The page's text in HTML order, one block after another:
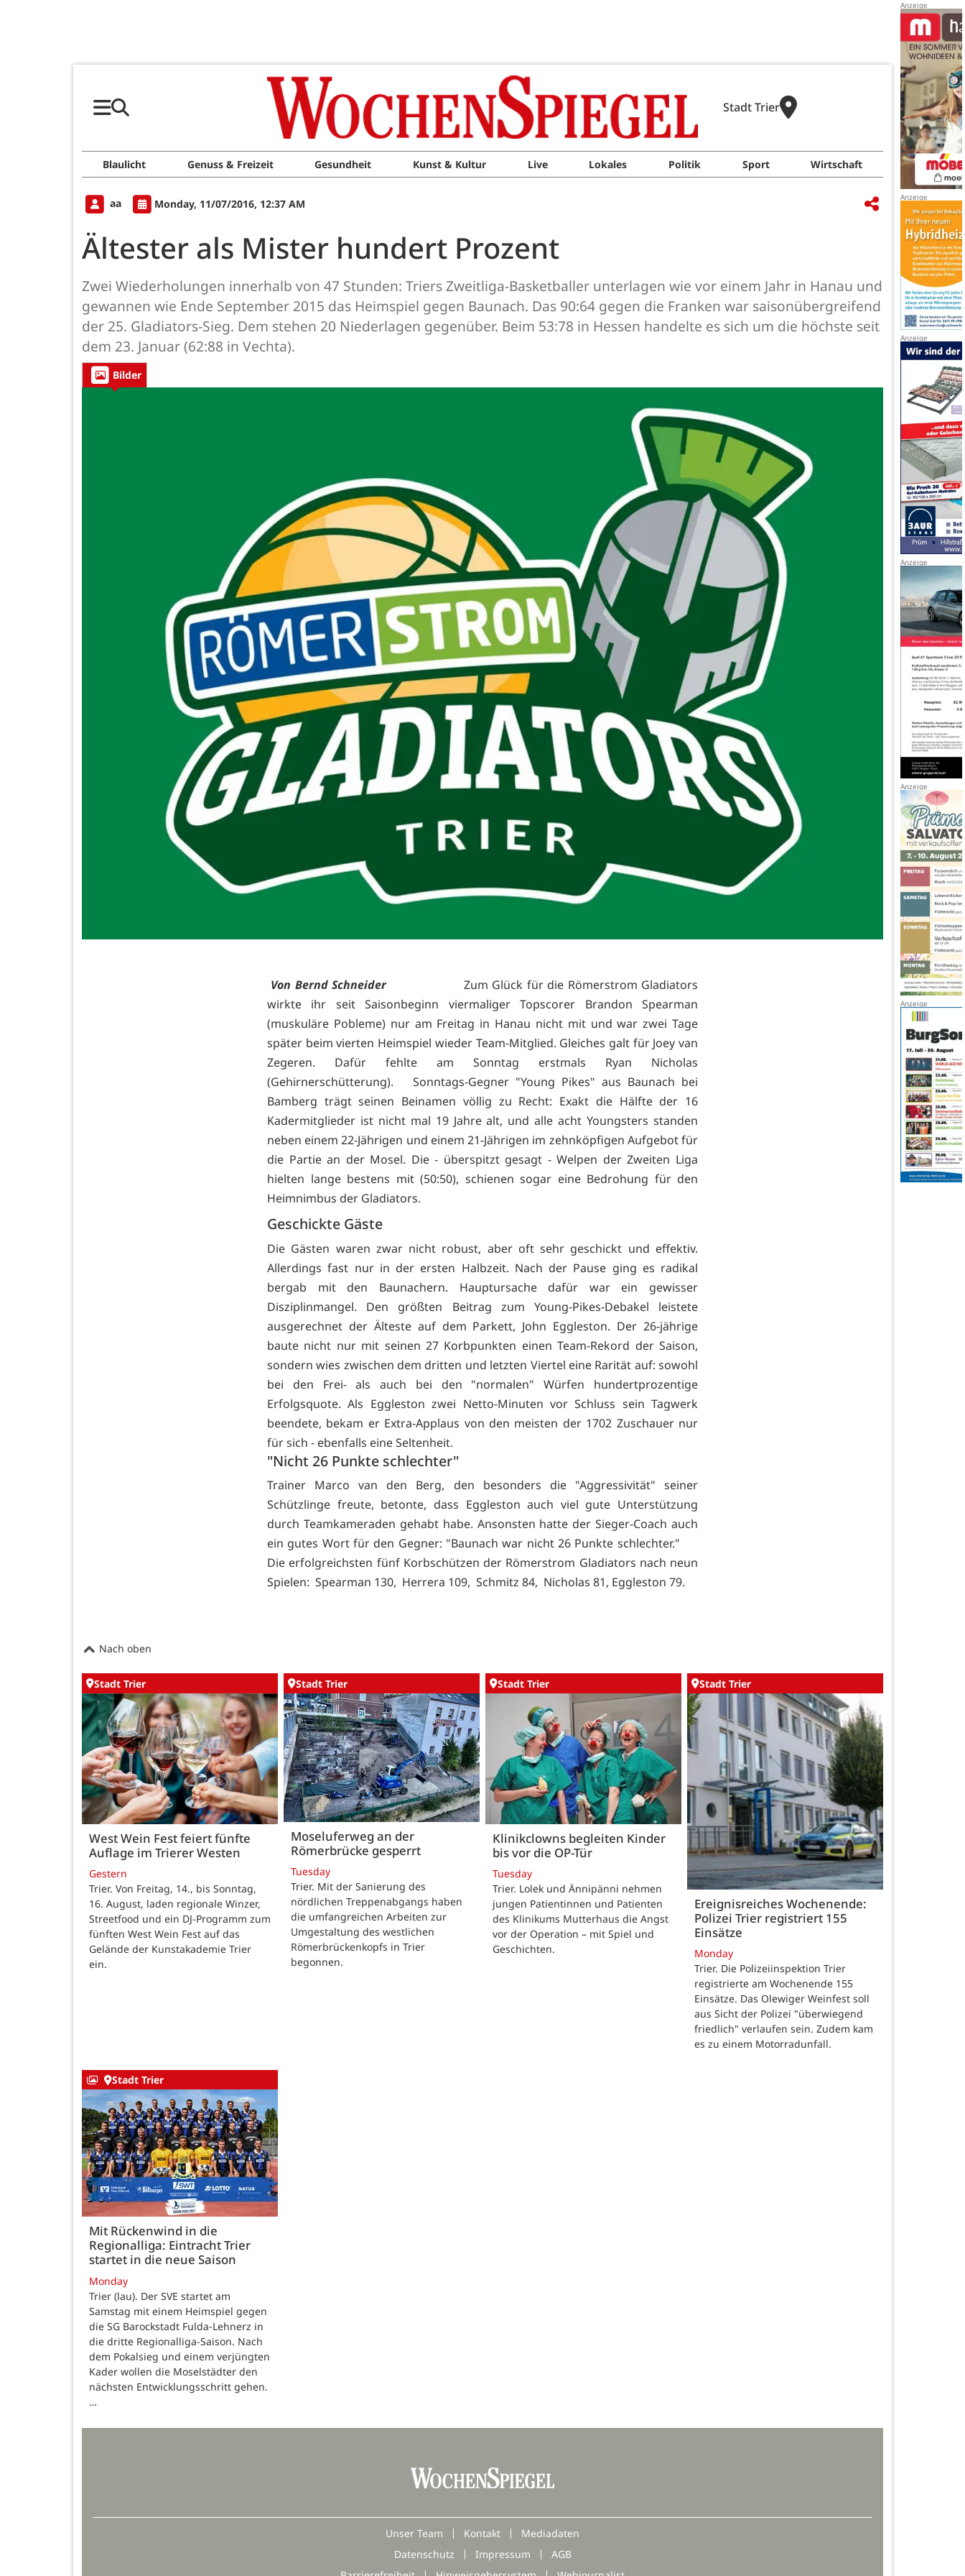
Stadt Trier
Blaulicht Genuss & Freizeit Gesundheit Kunst & Kultur Live Lokales Politik Sport Wirtschaft
aa Monday, 11/07/2016, 12:37 AM
Ältester als Mister hundert Prozent
Zwei Wiederholungen innerhalb von 47 Stunden: Triers Zweitliga-Basketballer unterlagen wie vor einem Jahr in Hanau und
gewannen wie Ende September 2015 das Heimspiel gegen Baunach. Das 90:64 gegen die Franken war saisonübergreifend
der 25. Gladiators-Sieg. Dem stehen 20 Niederlagen gegenüber. Beim 53:78 in Hessen handelte es sich um die höchste seit
dem 23. Januar (62:88 in Vechta).
Bilder
Von Bernd Schneider
Zum Glück für die Römerstrom Gladiators
wirkte ihr seit Saisonbeginn viermaliger Topscorer Brandon Spearman
(muskuläre Pobleme) nur am Freitag in Hanau nicht mit und war zwei Tage
später beim vierten Heimspiel wieder Team-Mitglied. Gleiches galt für Joey van
Zegeren. Dafür fehlte am Sonntag erstmals Ryan Nicholas
(Gehirnerschütterung). Sonntags-Gegner "Young Pikes" aus Baunach bei
Bamberg trägt seinen Beinamen völlig zu Recht: Exakt die Hälfte der 16
Kadermitglieder ist nicht mal 19 Jahre alt, und alle acht Youngsters standen
neben einem 22-Jährigen und einem 21-Jährigen im zehnköpfigen Aufgebot für
die Partie an der Mosel. Die - überspitzt gesagt - Welpen der Zweiten Liga
hielten lange bestens mit (50:50), schienen sogar eine Bedrohung für den
Heimnimbus der Gladiators.
Geschickte Gäste
Die Gästen waren zwar nicht robust, aber oft sehr geschickt und effektiv.
Allerdings fast nur in der ersten Halbzeit. Nach der Pause ging es radikal
bergab mit den Baunachern. Hauptursache dafür war ein gewisser
Disziplinmangel. Den größten Beitrag zum Young-Pikes-Debakel leistete
ausgerechnet der Älteste auf dem Parkett, John Eggleston. Der 26-jährige
baute nicht nur mit seinen 27 Korbpunkten einen Team-Rekord der Saison,
sondern wies zwischen dem dritten und letzten Viertel eine Rarität auf: sowohl
bei den Frei- als auch bei den "normalen" Würfen hundertprozentige
Erfolgsquote. Als Eggleston zwei Netto-Minuten vor Schluss sein Tagwerk
beendete, bekam er Extra-Applaus von den meisten der 1702 Zuschauer nur
für sich - ebenfalls eine Seltenheit.
"Nicht 26 Punkte schlechter"
Trainer Marco van den Berg, den besonders die "Aggressivität" seiner
Schützlinge freute, betonte, dass Eggleston auch viel gute Unterstützung
durch Teamkameraden gehabt habe. Ansonsten hatte der Sieger-Coach auch
ein gutes Wort für den Gegner: "Baunach war nicht 26 Punkte schlechter."
Die erfolgreichsten fünf Korbschützen der Römerstrom Gladiators nach neun
Spielen: Spearman 130, Herrera 109, Schmitz 84, Nicholas 81, Eggleston 79.
Nach oben
Stadt Trier
West Wein Fest feiert fünfte
Auflage im Trierer Westen
Gestern
Trier. Von Freitag, 14., bis Sonntag,
16. August, laden regionale Winzer,
Streetfood und ein DJ-Programm zum
fünften West Wein Fest auf das
Gelände der Kunstakademie Trier
ein.
Stadt Trier
Moseluferweg an der
Römerbrücke gesperrt
Tuesday
Trier. Mit der Sanierung des
nördlichen Treppenabgangs haben
die umfangreichen Arbeiten zur
Umgestaltung des westlichen
Römerbrückenkopfs in Trier
begonnen.
Stadt Trier
Klinikclowns begleiten Kinder
bis vor die OP-Tür
Tuesday
Trier. Lolek und Ännipänni nehmen
jungen Patientinnen und Patienten
des Klinikums Mutterhaus die Angst
vor der Operation – mit Spiel und
Geschichten.
Stadt Trier
Ereignisreiches Wochenende:
Polizei Trier registriert 155
Einsätze
Monday
Trier. Die Polizeiinspektion Trier
registrierte am Wochenende 155
Einsätze. Das Olewiger Weinfest soll
aus Sicht der Polizei "überwiegend
friedlich" verlaufen sein. Zudem kam
es zu einem Motorradunfall.
Stadt Trier
Mit Rückenwind in die
Regionalliga: Eintracht Trier
startet in die neue Saison
Monday
Trier (lau). Der SVE startet am
Samstag mit einem Heimspiel gegen
die SG Barockstadt Fulda-Lehnerz in
die dritte Regionalliga-Saison. Nach
dem Pokalsieg und einem verjüngten
Kader wollen die Moselstädter den
nächsten Entwicklungsschritt gehen.
…
Unser Team Kontakt
Mediadaten
Datenschutz
Impressum
AGB